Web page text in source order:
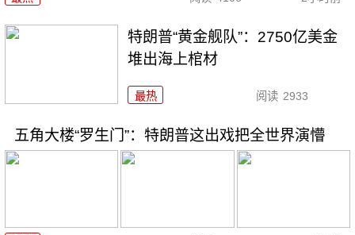
特朗普“黄金舰队”：2750亿美金
堆出海上棺材
最热 阅读 2933
五角大楼“罗生门”：特朗普这出戏把全世界演懵